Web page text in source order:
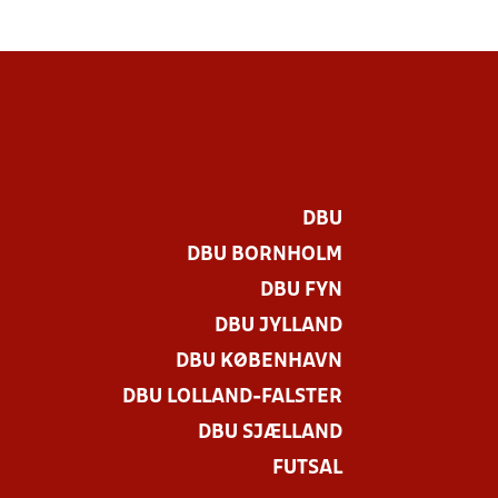
DBU
DBU BORNHOLM
DBU FYN
DBU JYLLAND
DBU KØBENHAVN
DBU LOLLAND-FALSTER
DBU SJÆLLAND
FUTSAL